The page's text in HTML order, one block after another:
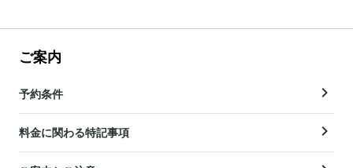
ご案内
予約条件
料金に関わる特記事項